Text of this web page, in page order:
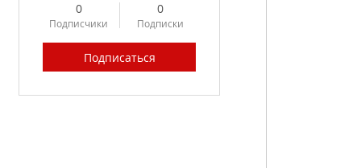
0
Подписчики
0
Подписки
Подписаться